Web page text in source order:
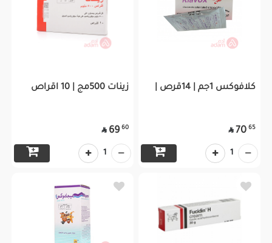
كلافوكس 1جم | 14قرص |
65
70

1
زينات 500مج | 10 اقراص
60
69

1